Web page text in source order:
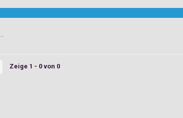
Zeige 1 - 0 von 0